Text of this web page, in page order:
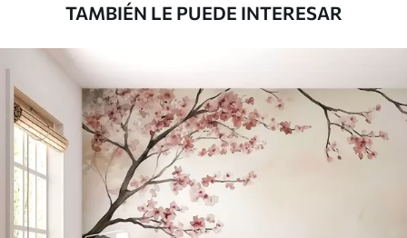
TAMBIÉN LE PUEDE INTERESAR